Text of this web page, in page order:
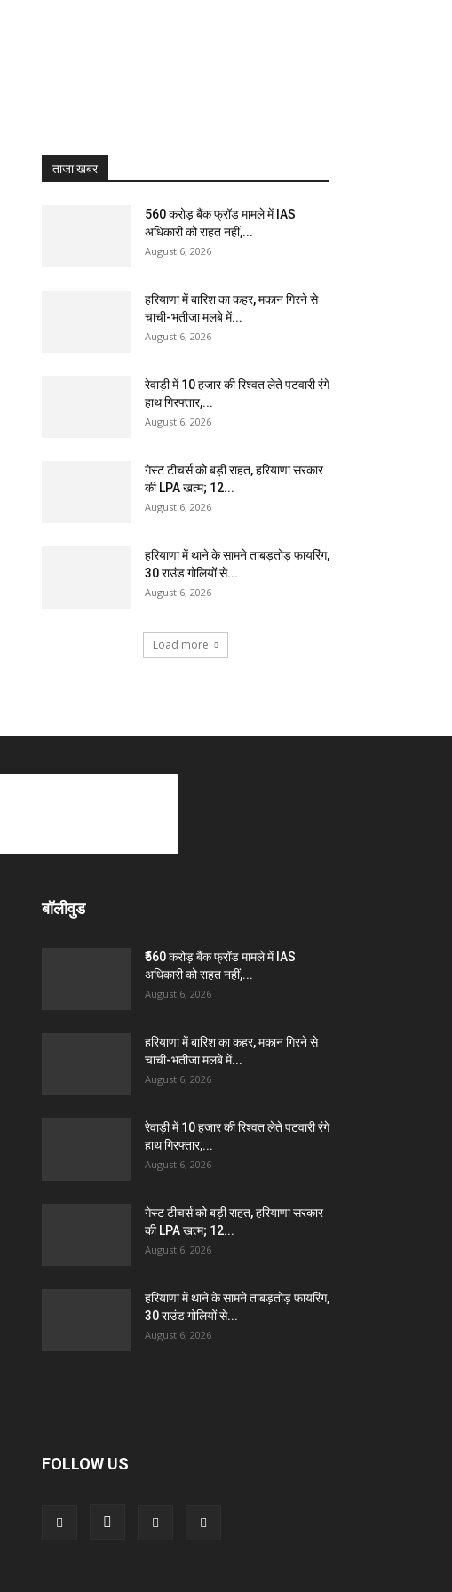
ताजा खबर
₹560 करोड़ बैंक फ्रॉड मामले में IAS
अधिकारी को राहत नहीं,...
August 6, 2026
हरियाणा में बारिश का कहर, मकान गिरने से
चाची-भतीजा मलबे में...
August 6, 2026
रेवाड़ी में 10 हजार की रिश्वत लेते पटवारी रंगे
हाथ गिरफ्तार,...
August 6, 2026
गेस्ट टीचर्स को बड़ी राहत, हरियाणा सरकार
की LPA खत्म; 12...
August 6, 2026
हरियाणा में थाने के सामने ताबड़तोड़ फायरिंग,
30 राउंड गोलियों से...
August 6, 2026
Load more
बॉलीवुड
₹560 करोड़ बैंक फ्रॉड मामले में IAS
अधिकारी को राहत नहीं,...
August 6, 2026
हरियाणा में बारिश का कहर, मकान गिरने से
चाची-भतीजा मलबे में...
August 6, 2026
रेवाड़ी में 10 हजार की रिश्वत लेते पटवारी रंगे
हाथ गिरफ्तार,...
August 6, 2026
गेस्ट टीचर्स को बड़ी राहत, हरियाणा सरकार
की LPA खत्म; 12...
August 6, 2026
हरियाणा में थाने के सामने ताबड़तोड़ फायरिंग,
30 राउंड गोलियों से...
August 6, 2026
FOLLOW US